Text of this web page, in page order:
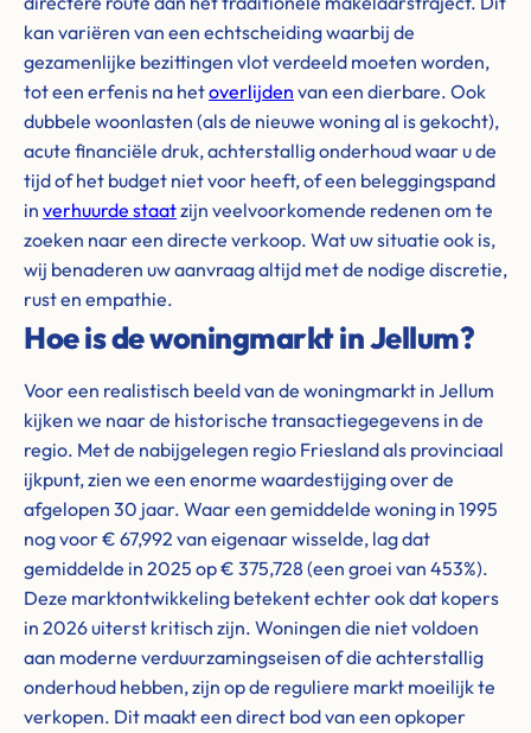
kan variëren van een echtscheiding waarbij de
gezamenlijke bezittingen vlot verdeeld moeten worden,
tot een erfenis na hetoverlijden van een dierbare. Ook
dubbele woonlasten (als de nieuwe woning al is gekocht),
acute financiële druk, achterstallig onderhoud waar u de
tijd of het budget niet voor heeft, of een beleggingspand
in verhuurde staatzijn veelvoorkomende redenen om te
zoeken naar een directe verkoop. Wat uw situatie ook is,
wij benaderen uw aanvraag altijd met de nodige discretie,
rust en empathie.
Hoe is de woningmarkt in Jellum?
Voor een realistisch beeld van de woningmarkt in Jellum
kijken we naar de historische transactiegegevens in de
regio. Met de nabijgelegen regio Friesland als provinciaal
ijkpunt, zien we een enorme waardestijging over de
afgelopen 30 jaar. Waar een gemiddelde woning in 1995
nog voor € 67,992 van eigenaar wisselde, lag dat
gemiddelde in 2025 op € 375,728 (een groei van 453%).
Deze marktontwikkeling betekent echter ook dat kopers
in 2026 uiterst kritisch zijn. Woningen die niet voldoen
aan moderne verduurzamingseisen of die achterstallig
onderhoud hebben, zijn op de reguliere markt moeilijk te
verkopen. Dit maakt een direct bod van een opkoper